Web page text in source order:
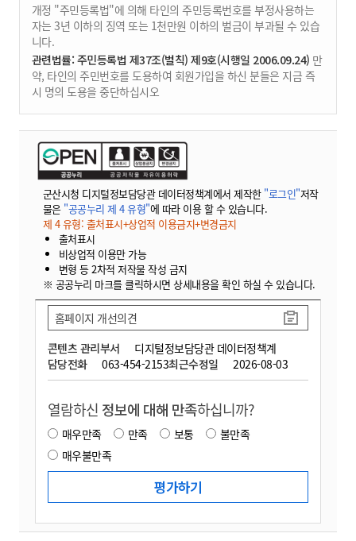
개정 "주민등록법"에 의해 타인의 주민등록번호를 부정사용하는
자는 3년 이하의 징역 또는 1천만원 이하의 벌금이 부과될 수 있습
니다.
관련법률: 주민등록법 제37조(벌칙) 제9호(시행일 2006.09.24) 만
약, 타인의 주민번호를 도용하여 회원가입을 하신 분들은 지금 즉
시 명의 도용을 중단하십시오
군산시청 디지털정보담당관 데이터정책계에서 제작한 "로그인"저작
물은 "공공누리 제 4 유형"에 따라 이용 할 수 있습니다.
제 4 유형: 출처표시+상업적 이용금지+변경금지
출처표시
비상업적 이용만 가능
변형 등 2차적 저작물 작성 금지
※ 공공누리 마크를 클릭하시면 상세내용을 확인 하실 수 있습니다.
콘텐츠 관리부서
디지털정보담당관 데이터정책계
담당전화
063-454-2153최근수정일 2026-08-03
홈페이지 개선의견
열람하신 정보에 대해 만족하십니까?
매우만족 만족 보통
불만족
매우불만족